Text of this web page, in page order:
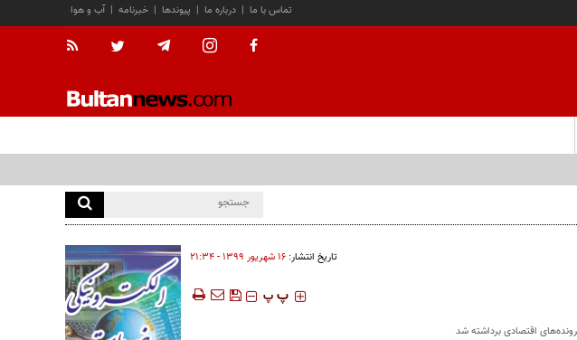
آب و هوا | خبرنامه | پیوندها | درباره ما | تماس با ما
تاریخ انتشار: ۱۶ شهريور ۱۳۹۹ - ۲۱:۳۴
‍‍‍ پ پ
اقتصادی برداشته شد